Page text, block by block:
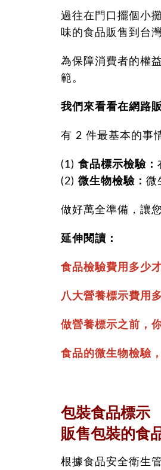
過往在門口擺個小
味的食品販售到台
為保障消費者的權
範。
我們來看看在網路
有 2 件最基本的事
(1) 食品標示檢驗：
(2) 微生物檢驗： 微
做好萬全準備，讓
延伸閱讀：
食品檢驗費用多少
八大營養標示費用
做營養標示之前，
食品的微生物檢驗
包裝食品標示
販售包裝的食
根據食品安全衛生